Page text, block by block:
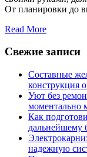
От планировки до
Read More
Свежие записи
Составные
конструкция
Уют без
моментально
Как
дальнейшему
надежную